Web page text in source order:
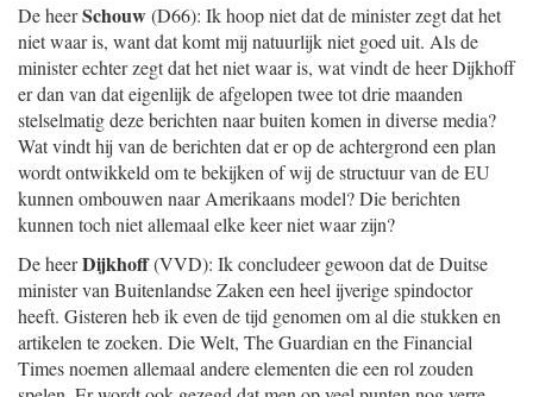
De heerSchouw(D66): Ik hoop niet dat de minister zegt dat het
niet waar is, want dat komt mij natuurlijk niet goed uit. Als de
minister echter zegt dat het niet waar is, wat vindt de heer Dijkhoff
er dan van dat eigenlijk de afgelopen twee tot drie maanden
stelselmatig deze berichten naar buiten komen in diverse media?
Wat vindt hij van de berichten dat er op de achtergrond een plan
wordt ontwikkeld om te bekijken of wij de structuur van de EU
kunnen ombouwen naar Amerikaans model? Die berichten
kunnen toch niet allemaal elke keer niet waar zijn?
De heerDijkhoff(VVD): Ik concludeer gewoon dat de Duitse
minister van Buitenlandse Zaken een heel ijverige spindoctor
heeft. Gisteren heb ik even de tijd genomen om al die stukken en
artikelen te zoeken. Die Welt, The Guardian en the Financial
Times noemen allemaal andere elementen die een rol zouden